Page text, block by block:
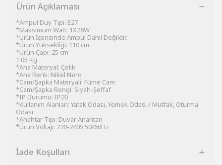
Ürün Açıklaması
*Ampul Duy Tipi: E27
*Maksimum Watt: 1X28W
*Ürün İçerisinde Ampul Dahil Değildir.
*Ürün Yüksekliği: 110 cm
*Ürün Çapı: 25 cm
1.05 Kg
*Ana Materyal: Çelik
*Ana Renk: Nikel Nero
*Cam/Şapka Materyali: Füme Cam
*Cam/Şapka Rengi: Siyah-Şeffaf
*IP Durumu: IP20
*Kullanım Alanları: Yatak Odası, Yemek Odası / Mutfak, Oturma
Odası
*Anahtar Tipi: Duvar Anahtarı
*Ürün Voltajı: 220-240V,50/60Hz
İade Koşulları